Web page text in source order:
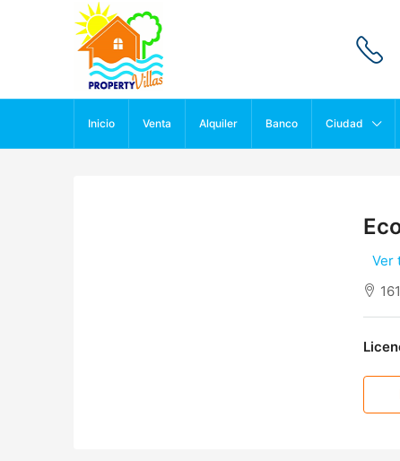
Inicio Venta Alquiler Banco Ciudad
Ver